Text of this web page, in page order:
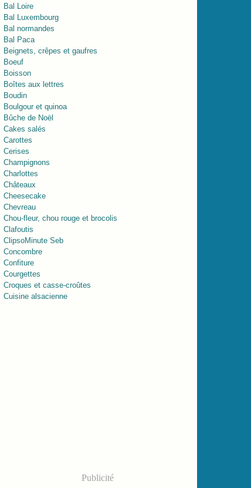
Bal Loire
Bal Luxembourg
Bal normandes
Bal Paca
Beignets, crêpes et gaufres
Boeuf
Boisson
Boîtes aux lettres
Boudin
Boulgour et quinoa
Bûche de Noël
Cakes salés
Carottes
Cerises
Champignons
Charlottes
Châteaux
Cheesecake
Chevreau
Chou-fleur, chou rouge et brocolis
Clafoutis
ClipsoMinute Seb
Concombre
Confiture
Courgettes
Croques et casse-croûtes
Cuisine alsacienne
Publicité